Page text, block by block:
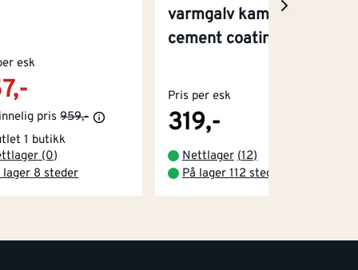
esk
pris 959,-
1 butikk
(0)
lager 8 steder
varmgalv kammet
cement coating
Pris per esk
319,-
Nettlager (12)
På lager 112 steder